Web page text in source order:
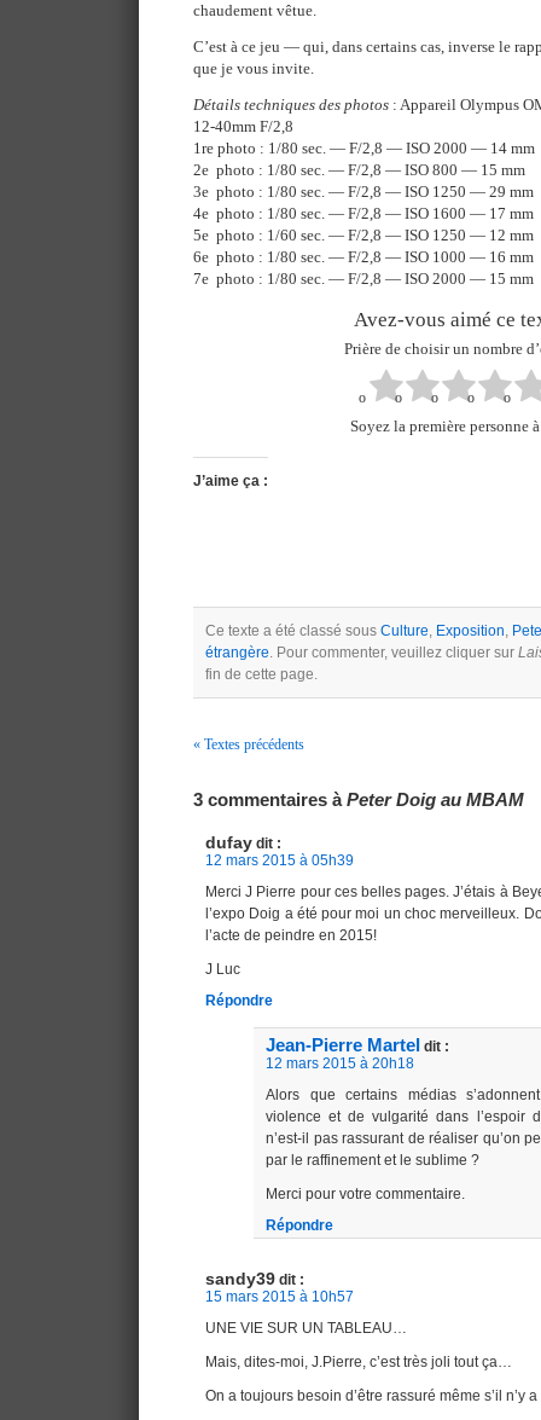
chaudement vêtue.
C’est à ce jeu — qui, dans certains cas, inverse le
que je vous invite.
Détails techniques des photos : Appareil Olympus
12-40mm F/2,8
1re photo : 1/80 sec. — F/2,8 — ISO 2000 — 14 mm
2e photo : 1/80 sec. — F/2,8 — ISO 800 — 15 mm
3e photo : 1/80 sec. — F/2,8 — ISO 1250 — 29 mm
4e photo : 1/80 sec. — F/2,8 — ISO 1600 — 17 mm
5e photo : 1/60 sec. — F/2,8 — ISO 1250 — 12 mm
6e photo : 1/80 sec. — F/2,8 — ISO 1000 — 16 mm
7e photo : 1/80 sec. — F/2,8 — ISO 2000 — 15 mm
Avez-vous aimé ce
Prière de choisir un nombre
Soyez la première personne
J’aime ça :
Ce texte a été classé sous Culture, Exposition,
étrangère. Pour commenter, veuillez cliquer sur
fin de cette page.
« Textes précédents
3 commentaires àPeter Doig au MBAM
dufay dit :
12 mars 2015 à 05h39
Merci J Pierre pour ces belles pages. J’étais à
l’expo Doig a été pour moi un choc merveilleux.
l’acte de peindre en 2015!
J Luc
Répondre
Jean-Pierre Martel dit :
12 mars 2015 à 20h18
Alors que certains médias
violence et de vulgarité dans l’espoir
n’est-il pas rassurant de réaliser qu’on
par le raffinement et le sublime ?
Merci pour votre commentaire.
Répondre
sandy39 dit :
15 mars 2015 à 10h57
UNE VIE SUR UN TABLEAU…
Mais, dites-moi, J.Pierre, c’est très joli tout ça…
On a toujours besoin d’être rassuré même s’il n’y